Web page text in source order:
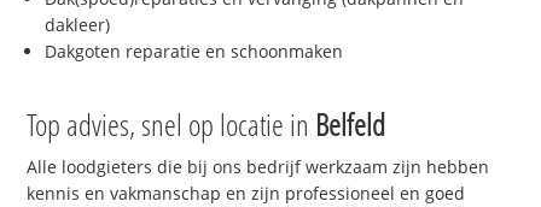
dakleer)
Dakgoten reparatie en schoonmaken
Top advies, snel op locatie in Belfeld
Alle loodgieters die bij ons bedrijf werkzaam zijn hebben
kennis en vakmanschap en zijn professioneel en goed